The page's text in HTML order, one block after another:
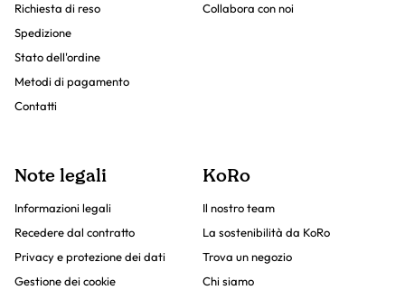
Richiesta di reso
Spedizione
Stato dell'ordine
Metodi di pagamento
Contatti
Collabora con noi
Note legali
Informazioni legali
Recedere dal contratto
Privacy e protezione dei dati
Gestione dei cookie
KoRo
Il nostro team
La sostenibilità da KoRo
Trova un negozio
Chi siamo